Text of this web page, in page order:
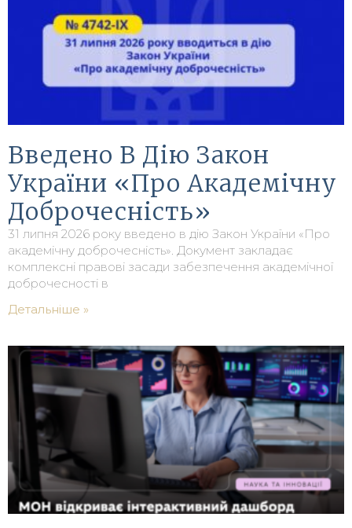
Введено В Дію Закон
України «Про Академічну
Доброчесність»
31 липня 2026 року введено в дію Закон України «Про
академічну доброчесність». Документ закладає
комплексні правові засади забезпечення академічної
доброчесності в
Детальніше »